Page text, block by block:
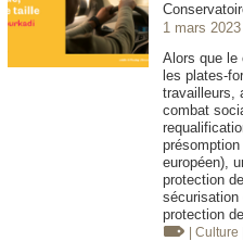
1 mars 2023
Alors que le
les plates-
travailleurs,
combat
européen),
protection
sécurisation
protection
| Culture